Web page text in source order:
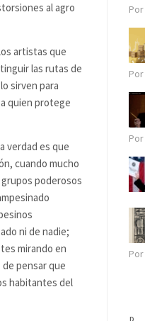
al agro
artistas que
las rutas de
sirven para
quien protege
verdad es que
cuando mucho
grupos poderosos
ni de nadie;
mirando en
pensar que
habitantes del
Por
Por
Por
Por